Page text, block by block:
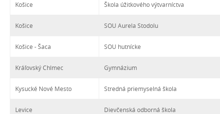
Košice Škola úžitkového výtvarníctva
Košice SOU Aurela Stodolu
Košice - Šaca SOU hutnícke
Kráľovský Chlmec Gymnázium
Kysucké Nové Mesto Stredná priemyselná škola
Levice Dievčenská odborná škola